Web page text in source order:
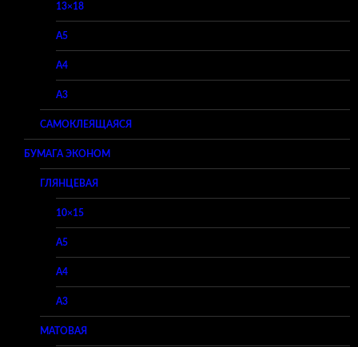
13×18
A5
A4
A3
САМОКЛЕЯЩАЯСЯ
БУМАГА ЭКОНОМ
ГЛЯНЦЕВАЯ
10×15
A5
A4
A3
МАТОВАЯ